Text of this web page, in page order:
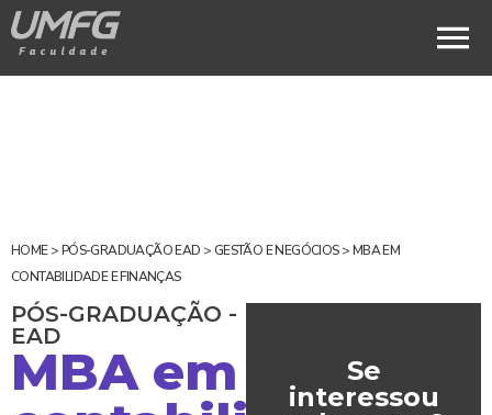
HOME>PÓS-GRADUAÇÃO EAD >GESTÃO E NEGÓCIOS>MBA EM
CONTABILIDADE E FINANÇAS
PÓS-GRADUAÇÃO -
EAD
MBA em
Se
interessou